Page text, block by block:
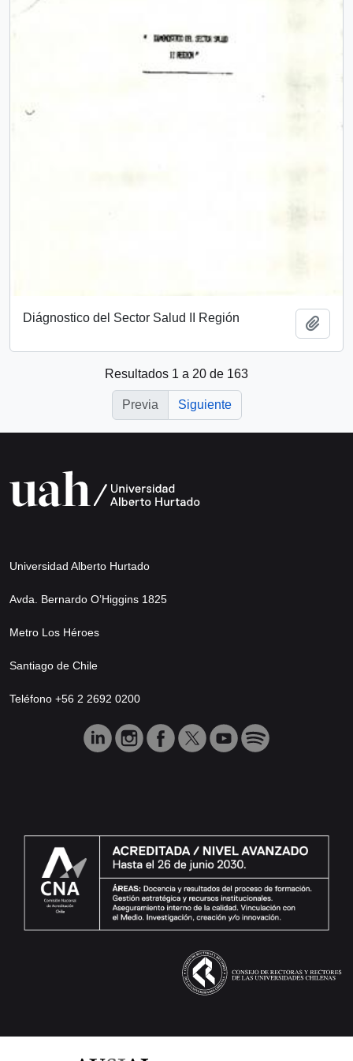
Diágnostico del Sector Salud II Región
Resultados 1 a 20 de 163
Previa Siguiente
Universidad Alberto Hurtado
Avda. Bernardo O’Higgins 1825
Metro Los Héroes
Santiago de Chile
Teléfono +56 2 2692 0200